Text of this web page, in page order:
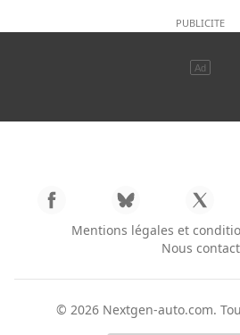
Mentions légales et
Nous
© 2026 Nextgen-auto.com.